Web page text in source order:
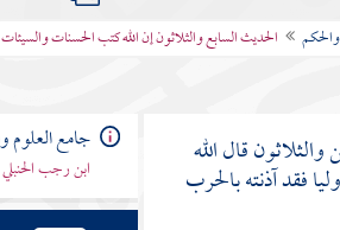
الحديث السابع والثلاثون إن الله كتب الحسنات والسيئات
إن الله
قال الله
فقد آذنته بالحرب
جامع العلوم
ابن رجب